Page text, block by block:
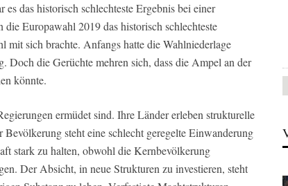
das historisch schlechteste Ergebnis bei einer
Europawahl 2019 das historisch schlechteste
mit sich brachte. Anfangs hatte die Wahlniederlage
Doch die Gerüchte mehren sich, dass die Ampel an der
könnte.
ermüdet sind. Ihre Länder erleben strukturelle
steht eine schlecht geregelte Einwanderung
stark zu halten, obwohl die Kernbevölkerung
Der Absicht, in neue Strukturen zu investieren, steht